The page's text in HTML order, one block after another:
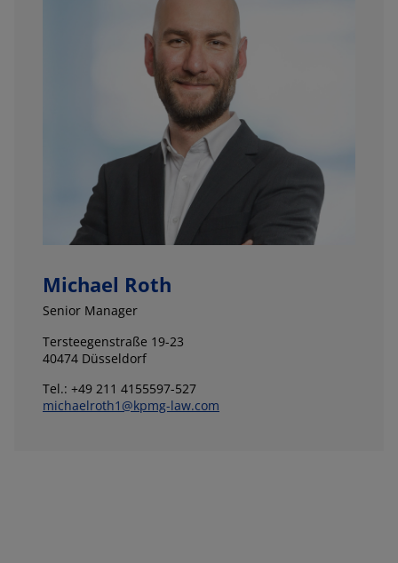
Michael Roth
Senior Manager
Tersteegenstraße 19-23
40474 Düsseldorf
Tel.: +49 211 4155597-527
michaelroth1@kpmg-law.com